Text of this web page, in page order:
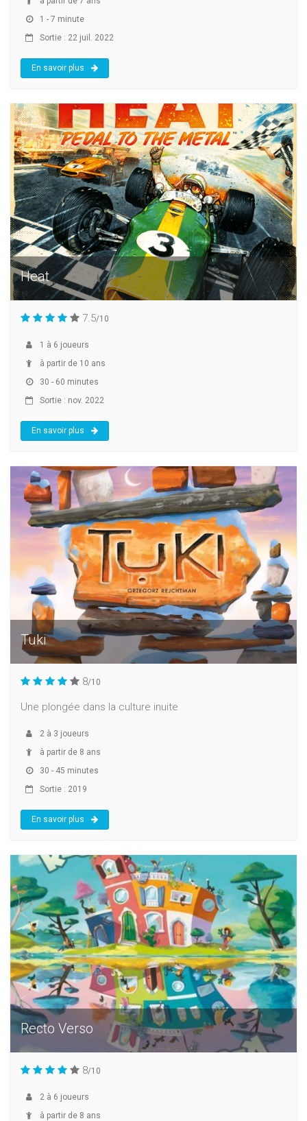
1 - 7 minute
Sortie : 22 juil. 2022
En savoir plus
Heat
7.5/10
1 à 6 joueurs
à partir de 10 ans
30 - 60 minutes
Sortie : nov. 2022
En savoir plus
Tuki
8/10
Une plongée dans la culture inuite
2 à 3 joueurs
à partir de 8 ans
30 - 45 minutes
Sortie : 2019
En savoir plus
Recto Verso
8/10
2 à 6 joueurs
à partir de 8 ans